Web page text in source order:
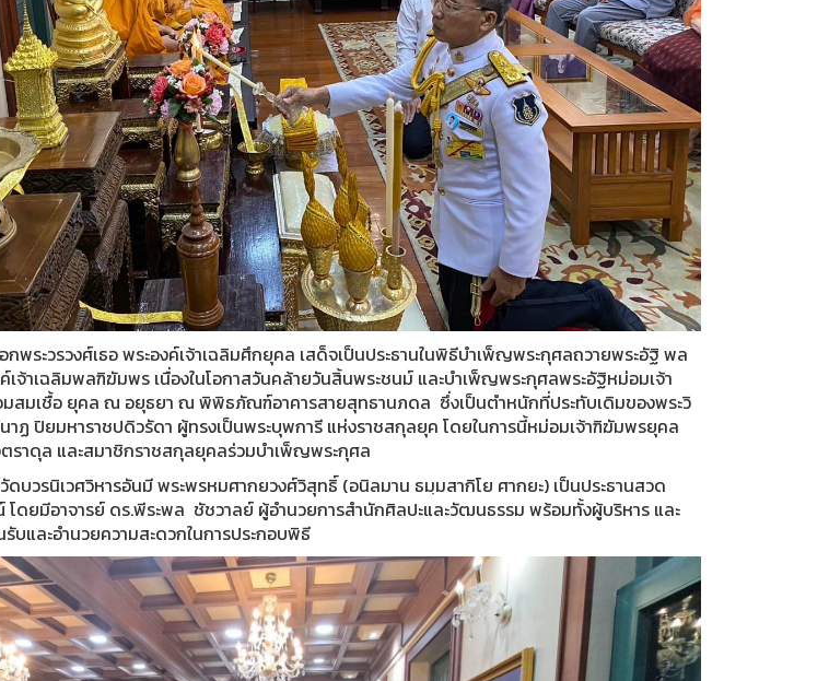
ระวรวงศ์เธอ พระองค์เจ้าเฉลิมศึกยุคล เสด็จเป็นประธานในพิธีบำเพ็ญพระกุศลถวายพระอัฐิ พล
ค์เจ้าเฉลิมพลฑิฆัมพร เนื่องในโอกาสวันคล้ายวันสิ้นพระชนม์ และบำเพ็ญพระกุศลพระอัฐิหม่อมเจ้า
สมเชื้อ ยุคล ณ อยุธยา ณ พิพิธภัณฑ์อาคารสายสุทธานภดล ซึ่งเป็นตำหนักที่ประทับเดิมของพระวิ
าฏ ปิยมหาราชปดิวรัดา ผู้ทรงเป็นพระบุพการี แห่งราชสกุลยุค โดยในการนี้หม่อมเจ้าฑิฆัมพรยุคล
าดุล และสมาชิกราชสกุลยุคลร่วมบำเพ็ญพระกุศล
ดบวรนิเวศวิหารอันมี พระพรหมศากยวงศ์วิสุทธิ์ (อนิลมาน ธมฺมสากิโย ศากยะ) เป็นประธานสวด
ยมีอาจารย์ ดร.พีระพล ชัชวาลย์ ผู้อำนวยการสำนักศิลปะและวัฒนธรรม พร้อมทั้งผู้บริหาร และ
บและอำนวยความสะดวกในการประกอบพิธี